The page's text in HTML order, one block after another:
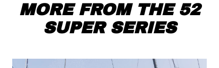
MORE FROM THE 52
SUPER SERIES